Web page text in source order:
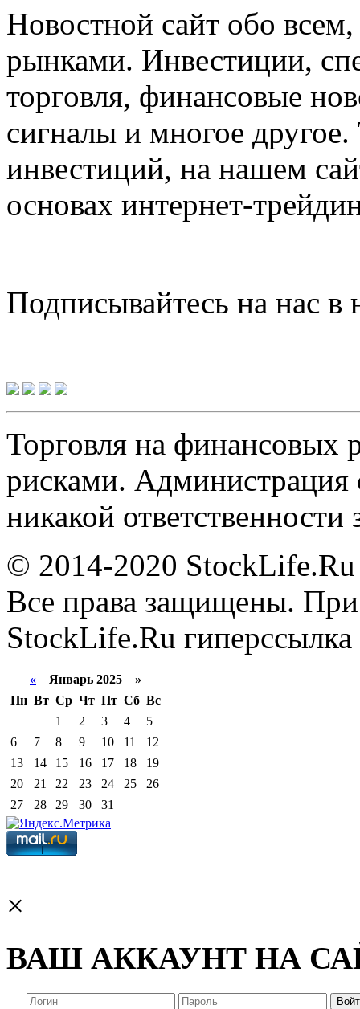
Новостной сайт обо
рынками. Инвестиции,
торговля, финансовые
сигналы и многое
инвестиций, на нашем
основах интернет-
Подписывайтесь на нас
Торговля на финансовых
рисками. Администрация
никакой
© 2014-2020
Все права защищены. При
StockLife.Ru гиперссылка
« Январь 2025 »
Пн Вт Ср Чт Пт Сб Вс
1
2 3 4
5
6
7 8 9 10 11
12
13
14 15 16 17 18
19
20
21 22 23 24 25
26
27
28 29 30 31
×
ВАШ АККАУНТ НА